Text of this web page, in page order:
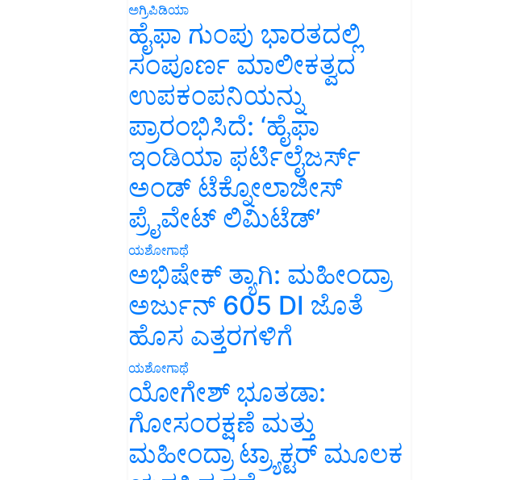
ಅಗ್ರಿಪಿಡಿಯಾ
ಹೈಫಾ ಗುಂಪು ಭಾರತದಲ್ಲಿ
ಸಂಪೂರ್ಣ ಮಾಲೀಕತ್ವದ
ಉಪಕಂಪನಿಯನ್ನು
ಪ್ರಾರಂಭಿಸಿದೆ: ‘ಹೈಫಾ
ಇಂಡಿಯಾ ಫರ್ಟಿಲೈಜರ್ಸ್
ಅಂಡ್ ಟೆಕ್ನೋಲಾಜೀಸ್
ಪ್ರೈವೇಟ್ ಲಿಮಿಟೆಡ್’
ಯಶೋಗಾಥೆ
ಅಭಿಷೇಕ್ ತ್ಯಾಗಿ: ಮಹೀಂದ್ರಾ
ಅರ್ಜುನ್ 605 DI ಜೊತೆ
ಹೊಸ ಎತ್ತರಗಳಿಗೆ
ಯಶೋಗಾಥೆ
ಯೋಗೇಶ್ ಭೂತಡಾ:
ಗೋಸಂರಕ್ಷಣೆ ಮತ್ತು
ಮಹೀಂದ್ರಾ ಟ್ರ್ಯಾಕ್ಟರ್ ಮೂಲಕ